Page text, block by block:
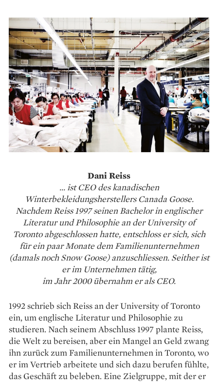
Dani Reiss
... ist CEO des kanadischen
Winterbekleidungsherstellers Canada Goose.
Nachdem Reiss 1997 seinen Bachelor in englischer
Literatur und Philosophie an der University of
Toronto abgeschlossen hatte, entschloss er sich, sich
für ein paar Monate dem Familienunternehmen
(damals noch Snow Goose) anzuschliessen. Seither ist
er im Unternehmen tätig,
im Jahr 2000 übernahm er als CEO.
1992 schrieb sich Reiss an der University of Toronto
ein, um englische Literatur und Philosophie zu
studieren. Nach seinem Abschluss 1997 plante Reiss,
die Welt zu bereisen, aber ein Mangel an Geld zwang
ihn zurück zum Familienunternehmen in Toronto, wo
er im Vertrieb arbeitete und sich dazu berufen fühlte,
das Geschäft zu beleben. Eine Zielgruppe, mit der er